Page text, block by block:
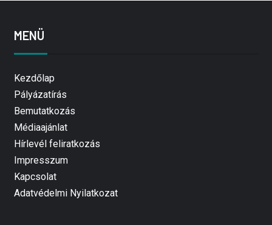
MENÜ
Kezdőlap
Pályázatírás
Bemutatkozás
Médiaajánlat
Hírlevél feliratkozás
Impresszum
Kapcsolat
Adatvédelmi Nyilatkozat